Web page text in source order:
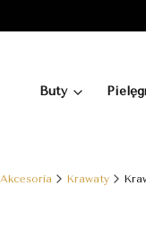
Buty
Akcesoria Krawaty